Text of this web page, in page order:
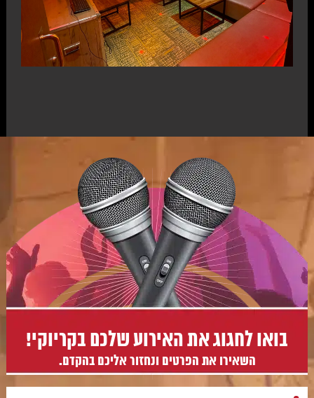
בואו לחגוג את האירוע שלכם בקריוקי!
השאירו את הפרטים ונחזור אליכם בהקדם.